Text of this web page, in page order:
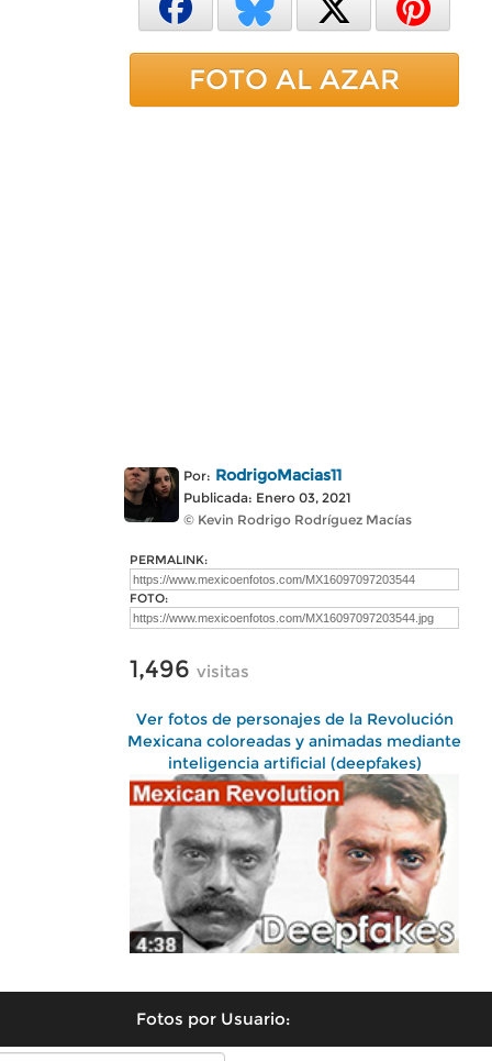
FOTO AL AZAR
Por: RodrigoMacias11
Publicada: Enero 03, 2021
© Kevin Rodrigo Rodríguez Macías
PERMALINK:
FOTO:
1,496 visitas
Ver fotos de personajes de la Revolución
Mexicana coloreadas y animadas mediante
inteligencia artificial (deepfakes)
Fotos por Usuario: